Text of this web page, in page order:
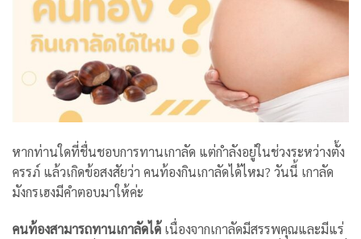
หากท่านใดที่ชื่นชอบการทานเกาลัด แต่กำลังอยู่ในช่วงระหว่างตั้ง
ครรภ์ แล้วเกิดข้อสงสัยว่า คนท้องกินเกาลัดได้ไหม? วันนี้ เกาลัด
มังกรเฮงมีคำตอบมาให้ค่ะ
คนท้องสามารถทานเกาลัดได้ เนื่องจากเกาลัดมีสรรพคุณและมีแร่